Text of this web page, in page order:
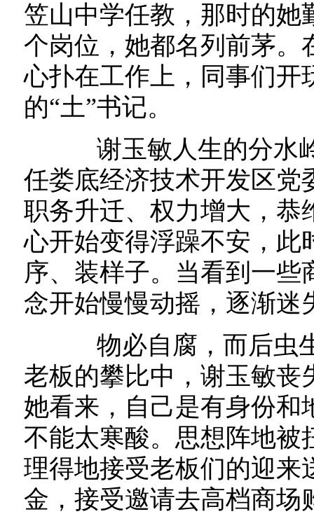
笠山中学任教，那时的她
个岗位，她都名列前茅。
心扑在工作上，同事们开
的“土”书记。
谢玉敏人生的分水岭
任娄底经济技术开发区党
职务升迁、权力增大，恭
心开始变得浮躁不安，此
序、装样子。当看到一
念开始慢慢动摇，逐渐迷
物必自腐，而后虫生
老板的攀比中，谢玉敏丧
她看来，自己是有身份和
不能太寒酸。思想阵地被
理得地接受老板们的迎来
金，接受邀请去高档商场